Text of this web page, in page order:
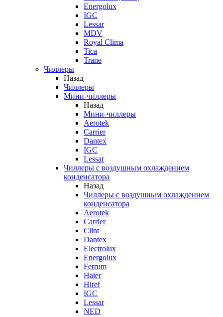
Energolux
IGC
Lessar
MDV
Royal Clima
Tica
Trane
Чиллеры
Назад
Чиллеры
Мини-чиллеры
Назад
Мини-чиллеры
Aerotek
Carrier
Dantex
IGC
Lessar
Чиллеры с воздушным охлаждением
конденсатора
Назад
Чиллеры с воздушным охлаждением
конденсатора
Aerotek
Carrier
Clint
Dantex
Electrolux
Energolux
Ferrum
Haier
Hiref
IGC
Lessar
NED